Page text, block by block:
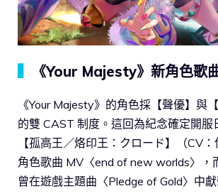
《Your Majesty》新角色歌
《Your Majesty》的角色採【聲優】與
的雙 CAST 制度。這回為紀念確定開服
【孤高王／烙印王：クロード】（CV
角色歌曲 MV〈end of new worlds〉，
曾在遊戲主題曲〈Pledge of Gold〉中